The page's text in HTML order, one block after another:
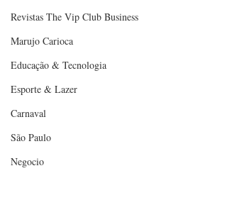
Revistas The Vip Club Business
Marujo Carioca
Educação & Tecnologia
Esporte & Lazer
Carnaval
São Paulo
Negocio